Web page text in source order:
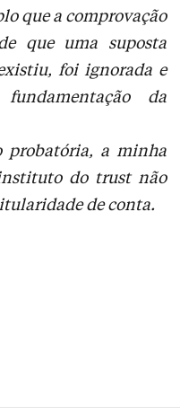
que a comprovação
que uma suposta
foi ignorada e
da
a minha
do trust não
de conta.